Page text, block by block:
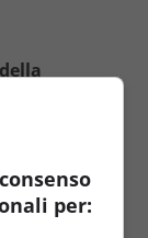
incredibile
una ed è
per: